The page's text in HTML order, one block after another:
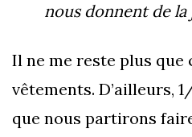
nous donnent de la
Il ne me reste plus que
vêtements. D’ailleurs,
que nous partirons